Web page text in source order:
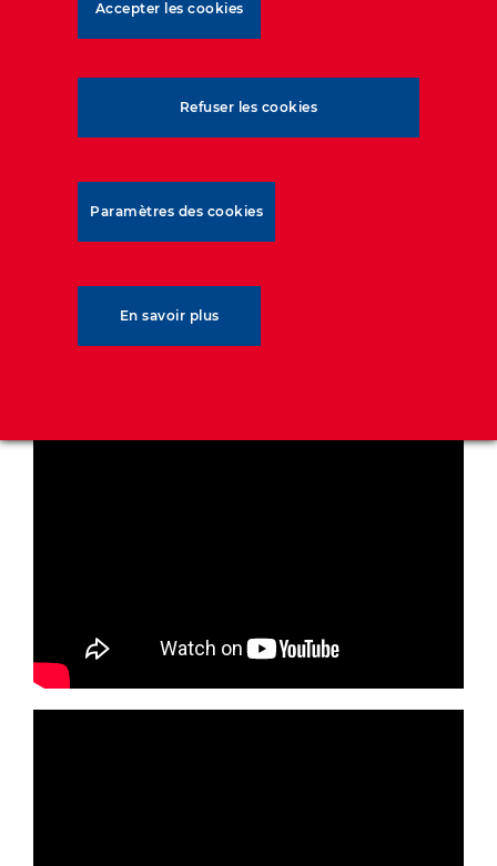
Accepter les cookies
Refuser les cookies
En savoir plus
Paramètres des cookies